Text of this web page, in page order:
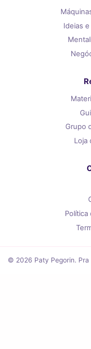
Ideias
Grupo
Loja
Política
© 2026 Paty Pegorin.